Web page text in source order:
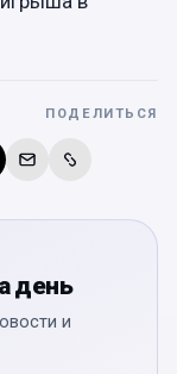
ПОДЕЛИТЬСЯ
день
и